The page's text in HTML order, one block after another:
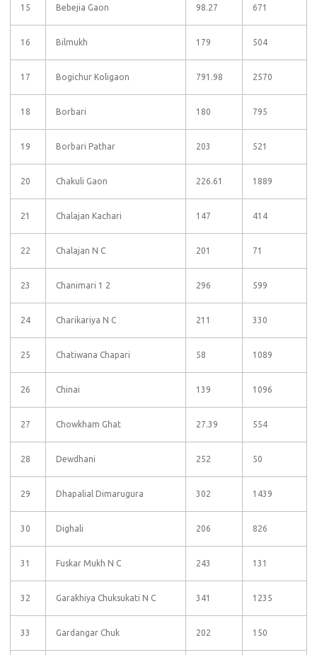
15 Bebejia Gaon 98.27 671
16 Bilmukh 179 504
17 Bogichur Koligaon 791.98 2570
18 Borbari 180 795
19 Borbari Pathar 203 521
20 Chakuli Gaon 226.61 1889
21 Chalajan Kachari 147 414
22 Chalajan N C 201 71
23 Chanimari 1 2 296 599
24 Charikariya N C 211 330
25 Chatiwana Chapari 58 1089
26 Chinai 139 1096
27 Chowkham Ghat 27.39 554
28 Dewdhani 252 50
29 Dhapalial Dimarugura 302 1439
30 Dighali 206 826
31 Fuskar Mukh N C 243 131
32 Garakhiya Chuksukati N C 341 1235
33 Gardangar Chuk 202 150